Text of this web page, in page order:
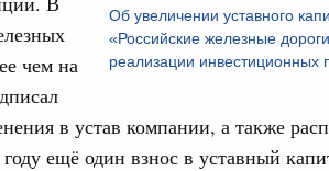
Об увеличении уставного
«Российские железные
реализации инвестиционных
чем на
в устав компании, а также
ещё один взнос в уставный
31